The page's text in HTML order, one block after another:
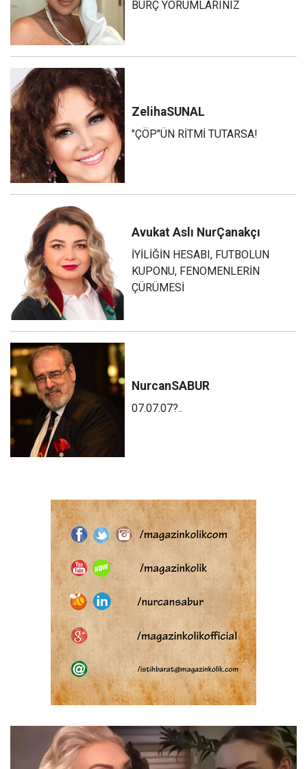
BURÇ YORUMLARINIZ
ZelihaSUNAL
"ÇÖP"ÜN RİTMİ TUTARSA!
Avukat Aslı NurÇanakçı
İYİLİĞİN HESABI, FUTBOLUN
KUPONU, FENOMENLERİN
ÇÜRÜMESİ
NurcanSABUR
07.07.07?..